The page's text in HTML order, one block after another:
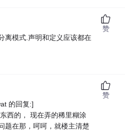
离模式.声明和定义应该都在
赞
的回复:]
西的， 现在弄的稀里糊涂
题在那，呵呵，就楼主清楚
赞